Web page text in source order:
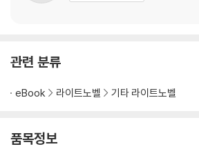
관련 분류
eBook 라이트노벨 기타 라이트노벨
품목정보